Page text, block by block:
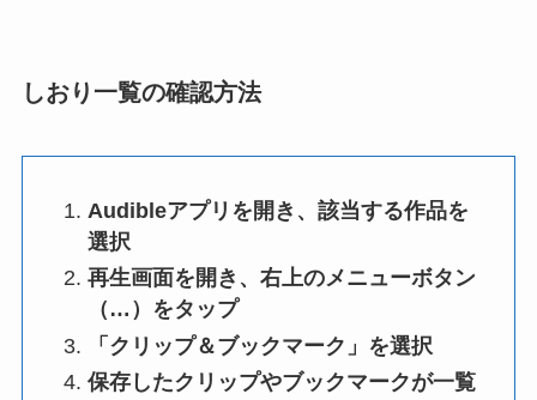
しおり一覧の確認方法
Audibleアプリを開き、該当する作品を
選択
再生画面を開き、右上のメニューボタン
（…）をタップ
「クリップ＆ブックマーク」を選択
保存したクリップやブックマークが一覧